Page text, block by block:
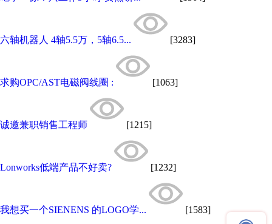
六轴机器人 4轴5.5万，5轴6.5... [3283]
求购OPC/AST电磁阀线圈 : [1063]
诚邀兼职销售工程师 [1215]
Lonworks低端产品不好卖? [1232]
我想买一个SIENENS 的LOGO学... [1583]